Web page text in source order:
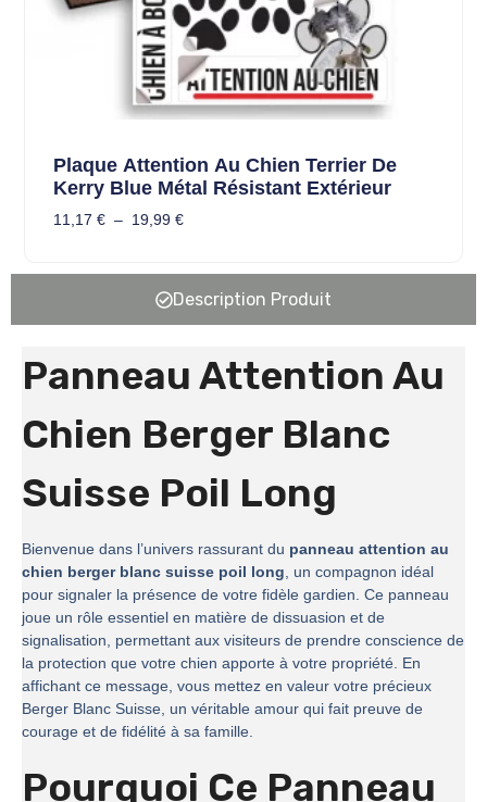
Plaque Attention Au Chien Terrier De
Kerry Blue Métal Résistant Extérieur
11,17 € – 19,99 €
Description Produit
Panneau Attention Au
Chien Berger Blanc
Suisse Poil Long
Bienvenue dans l’univers rassurant du panneau attention au
chien berger blanc suisse poil long, un compagnon idéal
pour signaler la présence de votre fidèle gardien. Ce panneau
joue un rôle essentiel en matière de dissuasion et de
signalisation, permettant aux visiteurs de prendre conscience de
la protection que votre chien apporte à votre propriété. En
affichant ce message, vous mettez en valeur votre précieux
Berger Blanc Suisse, un véritable amour qui fait preuve de
courage et de fidélité à sa famille.
Pourquoi Ce Panneau